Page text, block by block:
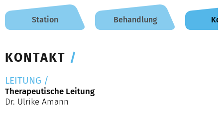
Station Behandlung
KONTAKT /
LEITUNG /
Therapeutische Leitung
Dr. Ulrike Amann